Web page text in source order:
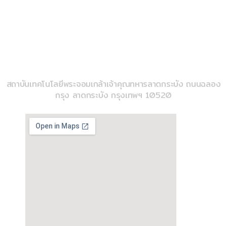
สถาบันเทคโนโลยีพระจอมเกล้าเจ้าคุณทหารลาดกระบัง ถนนฉลอง
กรุง ลาดกระบัง กรุงเทพฯ 10520